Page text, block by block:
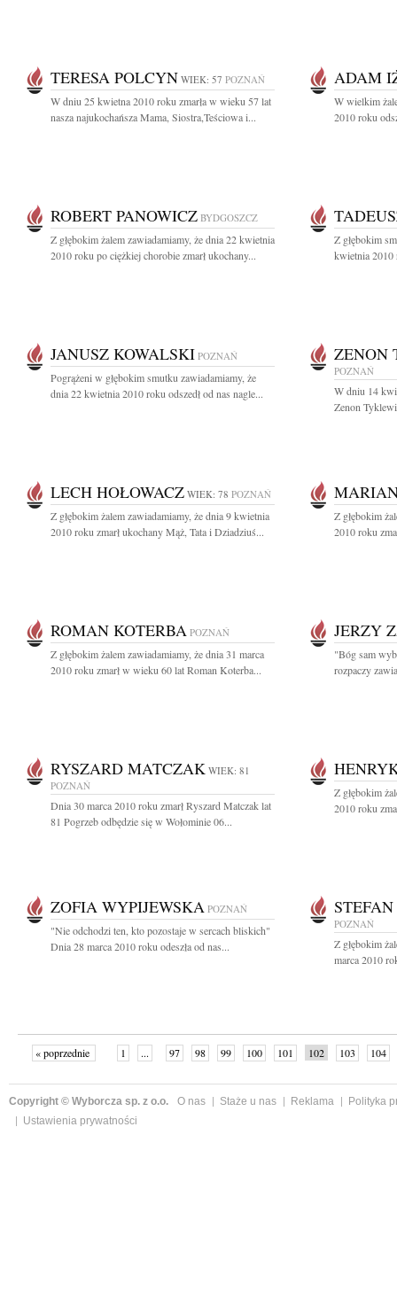
TERESA POLCYN WIEK: 57 POZNAŃ
W dniu 25 kwietna 2010 roku zmarła w wieku 57 lat
nasza najukochańsza Mama, Siostra,Teściowa i...
ADAM
W wielkim
2010 roku
ROBERT PANOWICZ BYDGOSZCZ
Z głębokim żalem zawiadamiamy, że dnia 22 kwietnia
2010 roku po ciężkiej chorobie zmarł ukochany...
Z głębokim
kwietnia 2010
JANUSZ KOWALSKI POZNAŃ
Pogrążeni w głębokim smutku zawiadamiamy, że
dnia 22 kwietnia 2010 roku odszedł od nas nagle...
ZENON
POZNAŃ
W dniu 14
Zenon
LECH HOŁOWACZ WIEK: 78 POZNAŃ
Z głębokim żalem zawiadamiamy, że dnia 9 kwietnia
2010 roku zmarł ukochany Mąż, Tata i Dziadziuś...
Z głębokim
2010 roku
ROMAN KOTERBA POZNAŃ
Z głębokim żalem zawiadamiamy, że dnia 31 marca
2010 roku zmarł w wieku 60 lat Roman Koterba...
JERZY
"Bóg sam
rozpaczy
RYSZARD MATCZAK WIEK: 81
POZNAŃ
Dnia 30 marca 2010 roku zmarł Ryszard Matczak lat
81 Pogrzeb odbędzie się w Wołominie 06...
Z głębokim
2010 roku
ZOFIA WYPIJEWSKA POZNAŃ
"Nie odchodzi ten, kto pozostaje w sercach bliskich"
Dnia 28 marca 2010 roku odeszła od nas...
POZNAŃ
Z głębokim
marca 2010
« poprzednie 1 ... 97 98 99 100 101 102 103 104
Copyright © Wyborcza sp. z o.o. O nas Staże u nas Reklama
Polityka
Ustawienia prywatności